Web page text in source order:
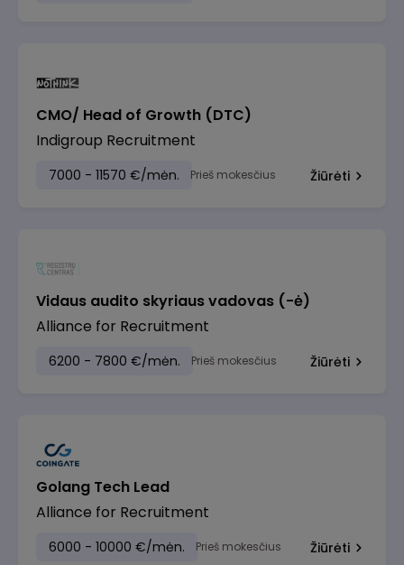
CMO/ Head of Growth (DTC)
Indigroup Recruitment
7000 - 11570 €/mėn. Prieš mokesčius Žiūrėti
Vidaus audito skyriaus vadovas (-ė)
Alliance for Recruitment
6200 - 7800 €/mėn. Prieš mokesčius Žiūrėti
Golang Tech Lead
Alliance for Recruitment
6000 - 10000 €/mėn. Prieš mokesčius Žiūrėti